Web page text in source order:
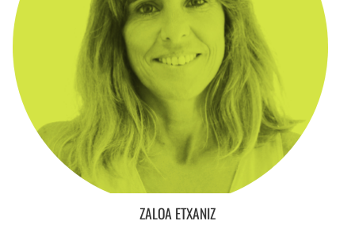
ZALOA ETXANIZ